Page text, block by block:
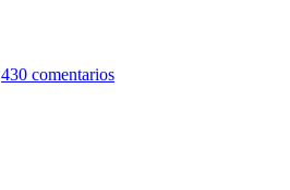
430 comentarios